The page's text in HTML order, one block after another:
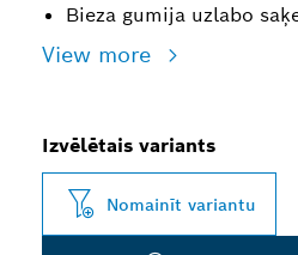
Bieza gumija uzlabo
View more
Izvēlētais variants
Nomainīt variantu